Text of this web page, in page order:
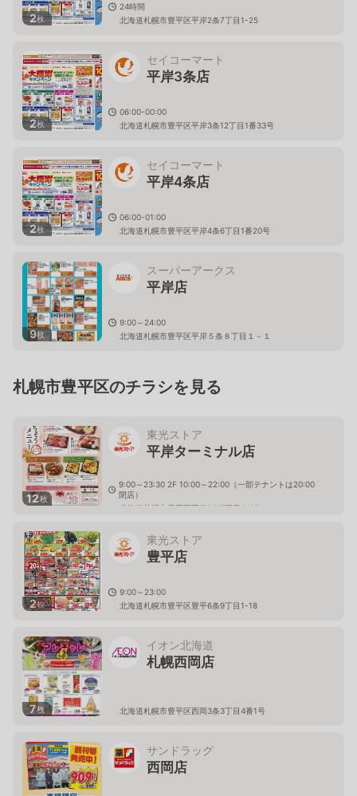
2枚
24時間
北海道札幌市豊平区平岸2条7丁目1-25
2枚
セイコーマート
平岸3条店
06:00-00:00
北海道札幌市豊平区平岸3条12丁目1番33号
2枚
セイコーマート
平岸4条店
06:00-01:00
北海道札幌市豊平区平岸4条6丁目1番20号
9枚
スーパーアークス
平岸店
9:00～24:00
北海道札幌市豊平区平岸５条８丁目１－１
札幌市豊平区のチラシを見る
12枚
東光ストア
平岸ターミナル店
9:00～23:30 2F 10:00～22:00（一部テナントは20:00
閉店）
北海道札幌市豊平区平岸2条7丁目4-35
2枚
東光ストア
豊平店
9:00～23:00
北海道札幌市豊平区豊平6条9丁目1-18
7枚
イオン北海道
札幌西岡店
北海道札幌市豊平区西岡3条3丁目4番1号
サンドラッグ
西岡店